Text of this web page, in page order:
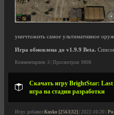
уничтожить самое ультимативное
Игра обновлена до v1.9.9 Beta.
Комментариев: 3 | Просмотров: 9808
Скачать игру BrightStar: Last
игра на стадии разработки
Игру добавил Kusko [2563|32] | 2022-10-20 |